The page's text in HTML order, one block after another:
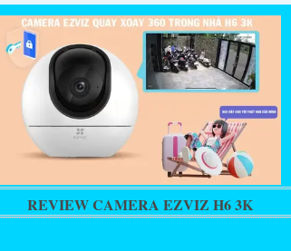
REVIEW CAMERA EZVIZ H6 3K